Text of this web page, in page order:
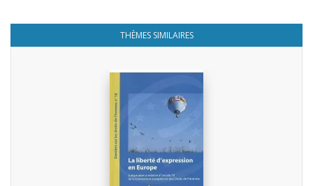
THÈMES SIMILAIRES